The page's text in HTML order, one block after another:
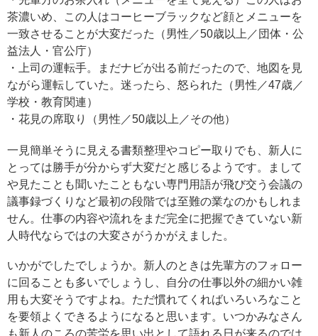
茶濃いめ、この人はコーヒーブラックなど顔とメニューを
一致させることが大変だった（男性／50歳以上／団体・公
益法人・官公庁）
・上司の運転手。まだナビが出る前だったので、地図を見
ながら運転していた。迷ったら、怒られた（男性／47歳／
学校・教育関連）
・花見の席取り（男性／50歳以上／その他）
一見簡単そうに見える書類整理やコピー取りでも、新人に
とっては勝手が分からず大変だと感じるようです。まして
や見たことも聞いたこともない専門用語が飛び交う会議の
議事録づくりなど最初の段階では至難の業なのかもしれま
せん。仕事の内容や流れをまだ完全に把握できていない新
人時代ならではの大変さがうかがえました。
いかがでしたでしょうか。新人のときは先輩方のフォロー
に回ることも多いでしょうし、自分の仕事以外の細かい雑
用も大変そうですよね。ただ慣れてくればいろいろなこと
を要領よくできるようになると思います。いつかみなさん
も新人のころの苦労を思い出として語れる日が来るのでは